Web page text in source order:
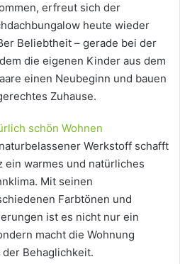
erfreut sich der
heute wieder
Beliebtheit – gerade bei der
die eigenen Kinder aus dem
einen Neubeginn und bauen
Zuhause.
schön Wohnen
Werkstoff schafft
ein warmes und natürliches
Mit seinen
Farbtönen und
ist es nicht nur ein
macht die Wohnung
Behaglichkeit.